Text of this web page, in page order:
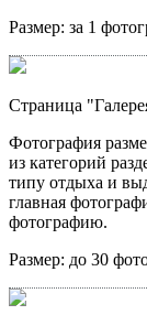
Размер: за 1
Страница
Фотография
из категорий
типу отдыха и
главная
фотографию.
Размер: до 30